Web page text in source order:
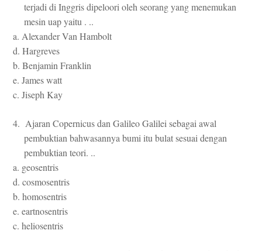
terjadi di Inggris dipeloori oleh seorang yang menemukan
mesin uap yaitu . ..
a. Alexander Van Hambolt
d. Hargreves
b. Benjamin Franklin
e. James watt
c. Jiseph Kay
4. Ajaran Copernicus dan Galileo Galilei sebagai awal
pembuktian bahwasannya bumi itu bulat sesuai dengan
pembuktian teori. ..
a. geosentris
d. cosmosentris
b. homosentris
e. eartnosentris
c. heliosentris